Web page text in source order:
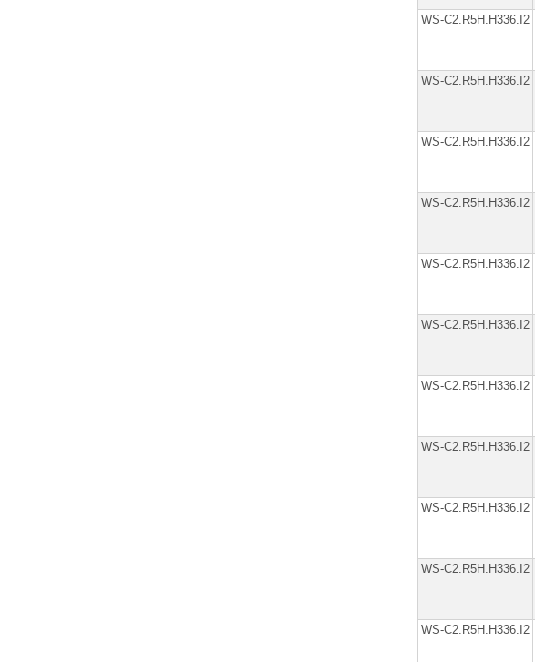
WS-C2.R5H.H336.I2
WS-C2.R5H.H336.I2
WS-C2.R5H.H336.I2
WS-C2.R5H.H336.I2
WS-C2.R5H.H336.I2
WS-C2.R5H.H336.I2
WS-C2.R5H.H336.I2
WS-C2.R5H.H336.I2
WS-C2.R5H.H336.I2
WS-C2.R5H.H336.I2
WS-C2.R5H.H336.I2